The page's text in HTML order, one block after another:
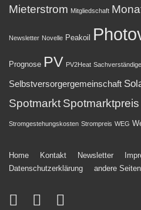
Mieterstrom Mitgliedschaft
Newsletter Novelle Peakoil
Prognose PV PV2Heat
Selbstversorgergemeinschaft
Spotmarkt Spotmarktpreis
Stromgestehungskosten Strompreis WEG
Footer-
Menü
Home Kontakt Newsletter
Datenschutzerklärung
andere Seiten